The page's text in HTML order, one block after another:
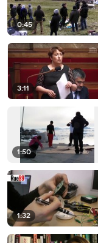
0:45
3:11
1:50
1:32